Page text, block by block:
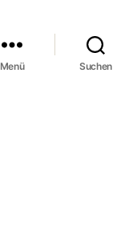
Menü Suchen